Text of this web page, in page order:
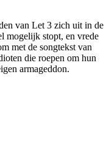
van Let 3 zich uit in de
mogelijk stopt, en vrede
met de songtekst van
die roepen om hun
armageddon.